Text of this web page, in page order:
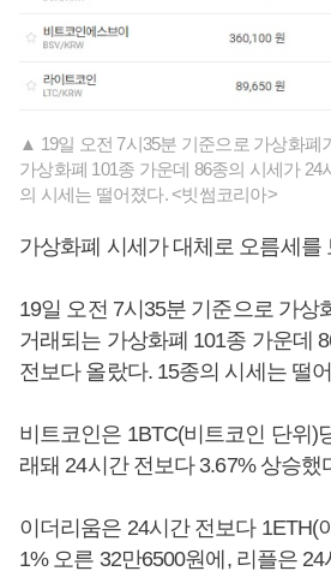
▲ 19일 오전 7시35분 기준으로 가상화폐
가상화폐 101종 가운데 86종의 시세가 24
의 시세는 떨어졌다. <빗썸코리아>
가상화폐 시세가 대체로 오름세를
19일 오전 7시35분 기준으로 가상
거래되는 가상화폐 101종 가운데
전보다 올랐다. 15종의 시세는 떨
비트코인은 1BTC(비트코인 단위)
래돼 24시간 전보다 3.67% 상승했
이더리움은 24시간 전보다 1ETH(
1% 오른 32만6500원에, 리플은 24